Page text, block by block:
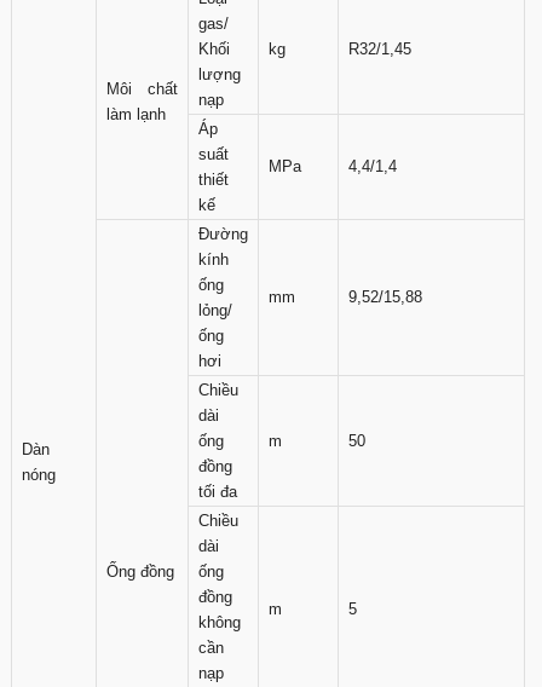
Dàn
nóng
Môi chất
làm lạnh
gas/
Khối
lượng
nạp
kg R32/1,45
Áp
suất
thiết
kế
MPa 4,4/1,4
Ống đồng
Đường
kính
ống
lỏng/
ống
hơi
mm 9,52/15,88
Chiều
dài
ống
đồng
tối đa
m 50
Chiều
dài
ống
đồng
không
cần
nạp
m 5